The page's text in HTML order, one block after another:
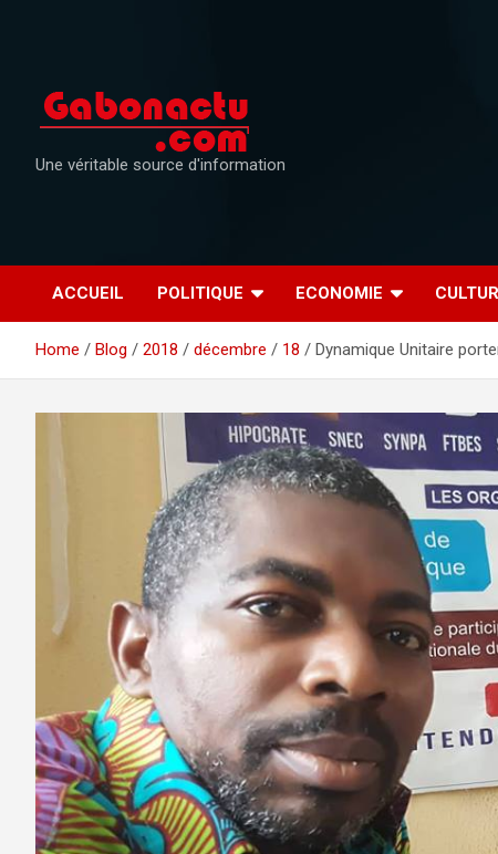
Une véritable source d'information
ACCUEIL POLITIQUE ECONOMIE
Home Blog 2018 décembre 18 Dynamique Unitaire